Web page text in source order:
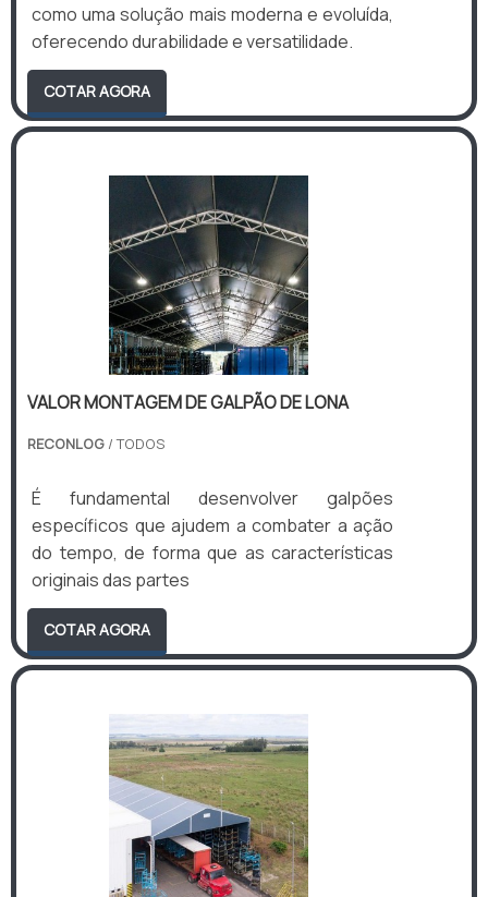
como uma solução mais moderna e evoluída,
oferecendo durabilidade e versatilidade.
COTAR AGORA
VALOR MONTAGEM DE GALPÃO DE LONA
RECONLOG / TODOS
É fundamental desenvolver galpões
específicos que ajudem a combater a ação
do tempo, de forma que as características
originais das partes
COTAR AGORA